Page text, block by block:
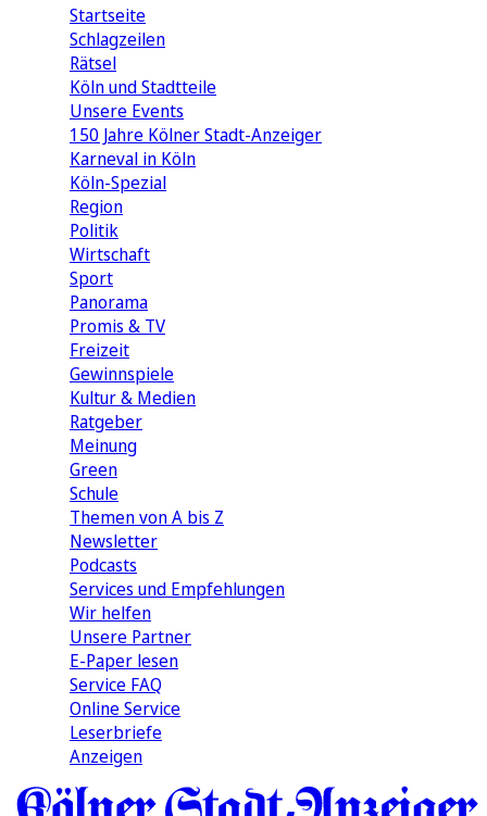
Startseite
Schlagzeilen
Rätsel
Köln und Stadtteile
Unsere Events
150 Jahre Kölner Stadt-Anzeiger
Karneval in Köln
Köln-Spezial
Region
Politik
Wirtschaft
Sport
Panorama
Promis & TV
Freizeit
Gewinnspiele
Kultur & Medien
Ratgeber
Meinung
Green
Schule
Themen von A bis Z
Newsletter
Podcasts
Services und Empfehlungen
Wir helfen
Unsere Partner
E-Paper lesen
Service FAQ
Online Service
Leserbriefe
Anzeigen